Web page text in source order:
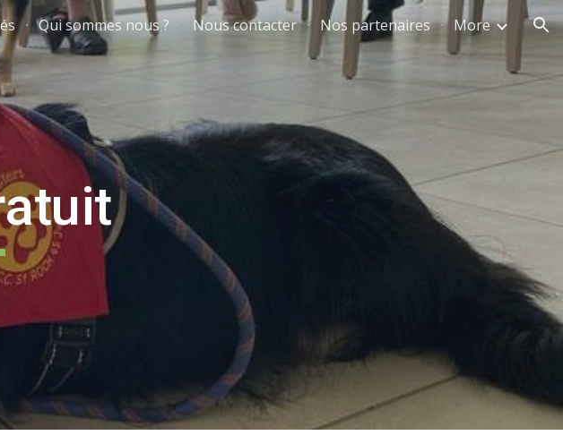
Skip to navigation
Qui sommes nous ? Nous contacter Nos partenaires More